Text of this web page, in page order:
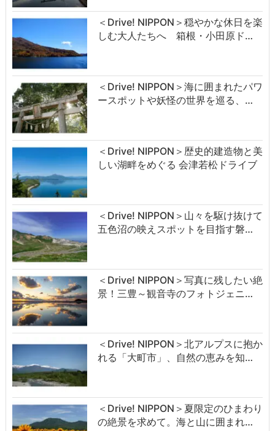
＜Drive! NIPPON＞穏やかな休日を楽
しむ大人たちへ 箱根・小田原ド…
＜Drive! NIPPON＞海に囲まれたパワ
ースポットや妖怪の世界を巡る、…
＜Drive! NIPPON＞歴史的建造物と美
しい湖畔をめぐる 会津若松ドライブ
＜Drive! NIPPON＞山々を駆け抜けて
五色沼の映えスポットを目指す磐…
＜Drive! NIPPON＞写真に残したい絶
景！三豊～観音寺のフォトジェニ…
＜Drive! NIPPON＞北アルプスに抱か
れる「大町市」、自然の恵みを知…
＜Drive! NIPPON＞夏限定のひまわり
の絶景を求めて。海と山に囲まれ…